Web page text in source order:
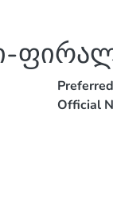
Official